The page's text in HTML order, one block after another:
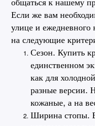
Если же вам
улице и
на следующие
Сезон. Купить
единственном
как для
разные версии.
кожаные, а на
Ширина стопы.